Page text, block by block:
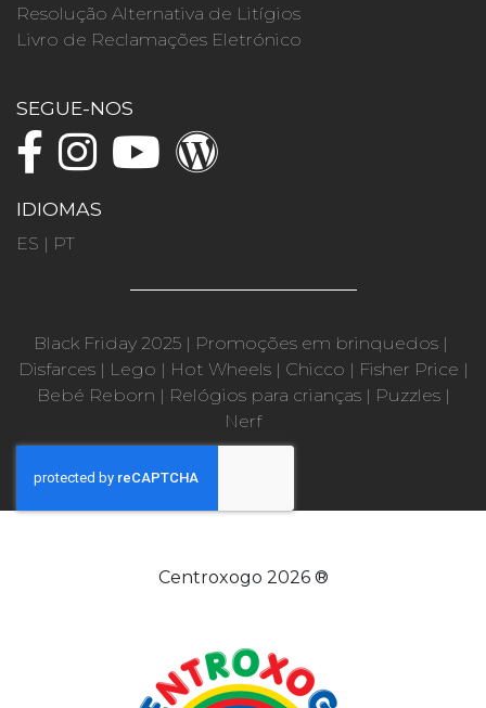
Resolução Alternativa de Litígios
Livro de Reclamações Eletrónico
SEGUE-NOS
IDIOMAS
ES | PT
Black Friday 2025 | Promoções em brinquedos |
Disfarces| Lego | Hot Wheels| Chicco | Fisher Price |
Bebé Reborn | Relógios para crianças| Puzzles|
Nerf
Centroxogo 2026 ®